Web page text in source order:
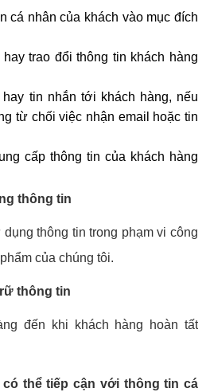
cá nhân của khách vào mục đích
trao đổi thông tin khách hàng
tin nhắn tới khách hàng, nếu
từ chối việc nhận email hoặc tin
cấp thông tin của khách hàng
thông tin
dụng thông tin trong phạm vi công
của chúng tôi.
thông tin
đến khi khách hàng hoàn tất
thể tiếp cận với thông tin cá